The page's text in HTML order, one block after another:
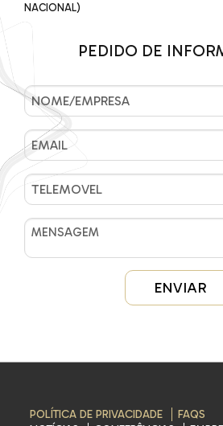
NACIONAL)
PEDIDO DE
POLÍTICA DE PRIVACIDADE
FAQS